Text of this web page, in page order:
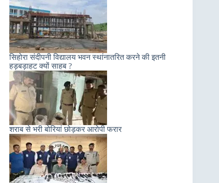
सिहोरा संदीपनी विद्यालय भवन स्थांनातरित करने की इतनी
हड़बड़ाहट क्यों साहब ?
शराब से भरी बोरियां छोड़कर आरोपी फरार